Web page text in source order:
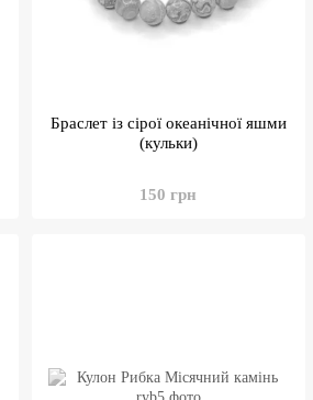
Браслет із сірої океанічної яшми
(кульки)
150 грн